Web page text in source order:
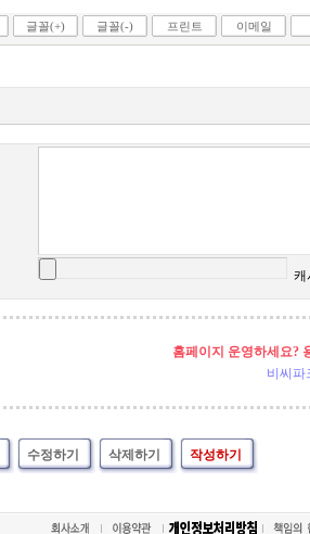
글꼴(+) 글꼴(-) 프린트 이메일
캐
홈페이지 운영하세요?
비씨파
수정하기 삭제하기 작성하기